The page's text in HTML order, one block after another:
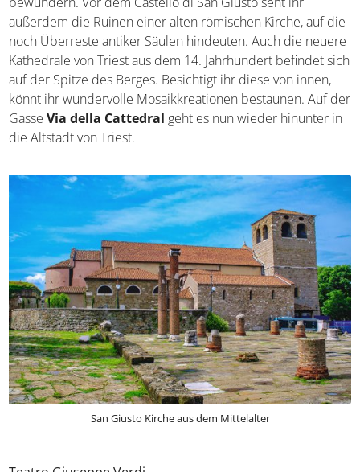
Giusto seht ihr außerdem die Ruinen einer alten
römischen Kirche, auf die noch Überreste antiker Säulen
hindeuten. Auch die neuere Kathedrale von Triest aus
dem 14. Jahrhundert befindet sich auf der Spitze des
Berges. Besichtigt ihr diese von innen, könnt ihr
wundervolle Mosaikkreationen bestaunen. Auf der Gasse
Via della Cattedralgeht es nun wieder hinunter in die